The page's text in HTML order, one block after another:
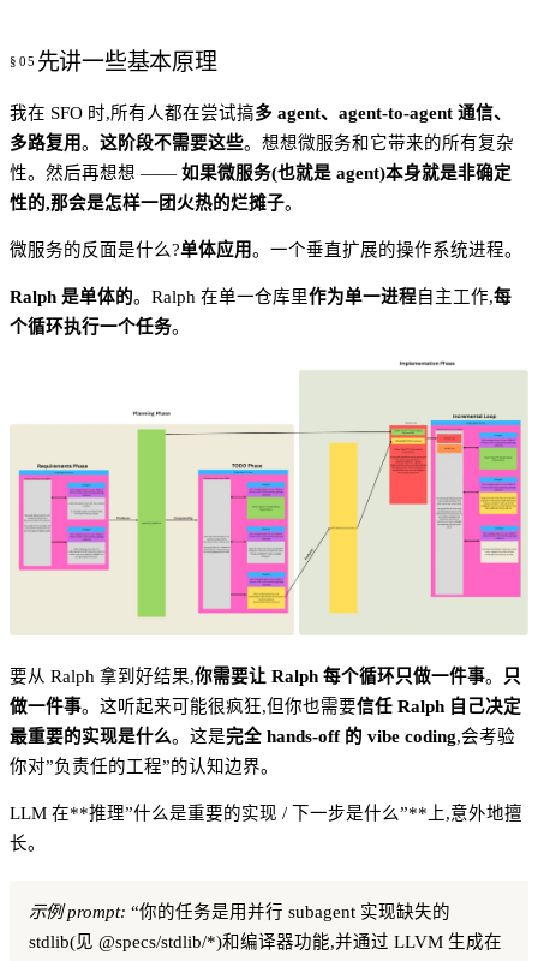
先讲一些基本原理
我在 SFO 时,所有人都在尝试搞多 agent、agent-to-agent 通信、
多路复用。 这阶段不需要这些。想想微服务和它带来的所有复杂
性。然后再想想 —— 如果微服务(也就是 agent)本身就是非确定
性的,那会是怎样一团火热的烂摊子。
微服务的反面是什么?单体应用。一个垂直扩展的操作系统进程。
Ralph 是单体的。Ralph 在单一仓库里作为单一进程自主工作,每
个循环执行一个任务。
要从 Ralph 拿到好结果,你需要让 Ralph 每个循环只做一件事。
只
做一件事。这听起来可能很疯狂,但你也需要信任 Ralph 自己决定
最重要的实现是什么。这是完全 hands-off 的 vibe coding,会考验
你对”负责任的工程”的认知边界。
LLM 在**推理”什么是重要的实现 / 下一步是什么”**上,意外地擅
长。
示例 prompt: “你的任务是用并行 subagent 实现缺失的
stdlib(见 @specs/stdlib/*)和编译器功能,并通过 LLVM 生成在